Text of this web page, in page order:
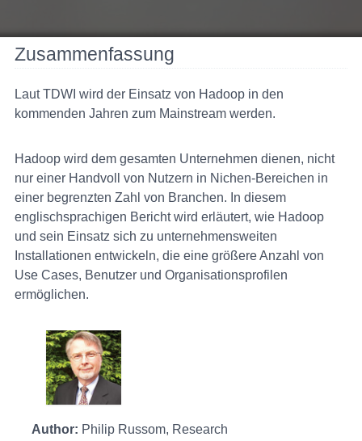
Zusammenfassung
Laut TDWI wird der Einsatz von Hadoop in den
kommenden Jahren zum Mainstream werden.
Hadoop wird dem gesamten Unternehmen dienen, nicht
nur einer Handvoll von Nutzern in Nichen-Bereichen in
einer begrenzten Zahl von Branchen. In diesem
englischsprachigen Bericht wird erläutert, wie Hadoop
und sein Einsatz sich zu unternehmensweiten
Installationen entwickeln, die eine größere Anzahl von
Use Cases, Benutzer und Organisationsprofilen
ermöglichen.
Author: Philip Russom, Research